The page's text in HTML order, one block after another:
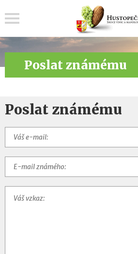
Poslat známému
Poslat známému